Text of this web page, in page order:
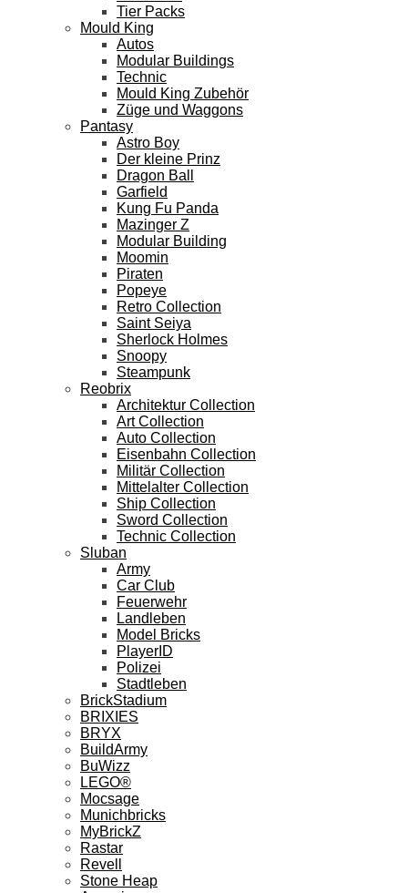
Tier Packs
Mould King
Autos
Modular Buildings
Technic
Mould King Zubehör
Züge und Waggons
Pantasy
Astro Boy
Der kleine Prinz
Dragon Ball
Garfield
Kung Fu Panda
Mazinger Z
Modular Building
Moomin
Piraten
Popeye
Retro Collection
Saint Seiya
Sherlock Holmes
Snoopy
Steampunk
Reobrix
Architektur Collection
Art Collection
Auto Collection
Eisenbahn Collection
Militär Collection
Mittelalter Collection
Ship Collection
Sword Collection
Technic Collection
Sluban
Army
Car Club
Feuerwehr
Landleben
Model Bricks
PlayerID
Polizei
Stadtleben
BrickStadium
BRIXIES
BRYX
BuildArmy
BuWizz
LEGO®
Mocsage
Munichbricks
MyBrickZ
Rastar
Revell
Stone Heap